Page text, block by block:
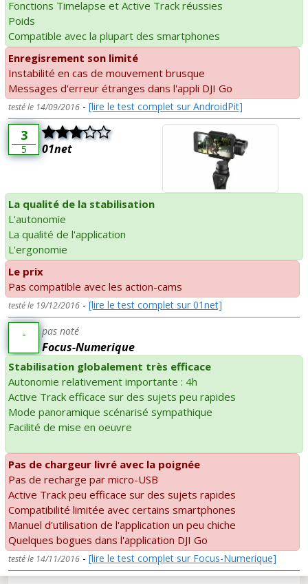
Fonctions Timelapse et Active Track réussies
Poids
Compatible avec la plupart des smartphones
Enregisrement son limité
Instabilité en cas de mouvement brusque
Messages d'erreur étranges dans l'appli DJI Go
testé le 14/09/2016 - [lire le test complet sur AndroidPit]
3
5 01net
La qualité de la stabilisation
L'autonomie
La qualité de l'application
L'ergonomie
Le prix
Pas compatible avec les action-cams
testé le 19/12/2016 - [lire le test complet sur 01net]
- pas noté
Focus-Numerique
Stabilisation globalement très efficace
Autonomie relativement importante : 4h
Active Track efficace sur des sujets peu rapides
Mode panoramique scénarisé sympathique
Facilité de mise en oeuvre
Pas de chargeur livré avec la poignée
Pas de recharge par micro-USB
Active Track peu efficace sur des sujets rapides
Compatibilité limitée avec certains smartphones
Manuel d'utilisation de l'application un peu chiche
Quelques bogues dans l'application DJI Go
testé le 14/11/2016 - [lire le test complet sur Focus-Numerique]